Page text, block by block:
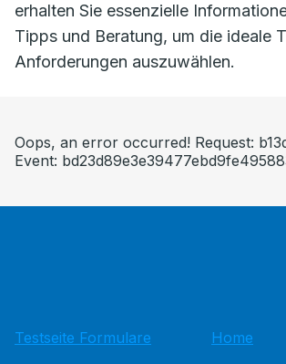
erhalten Sie essenzielle
Tipps und Beratung, um die ideale
Anforderungen auszuwählen.
Oops, an error occurred! Request:
Event:
Testseite Formulare
Home